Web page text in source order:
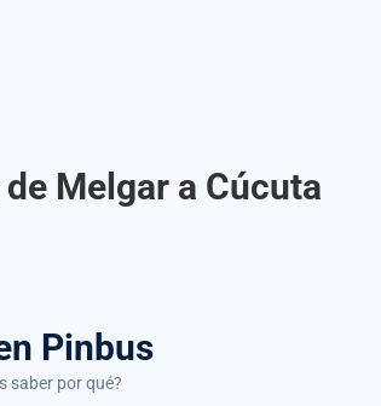
Melgar a Cúcuta
Pinbus
saber por qué?